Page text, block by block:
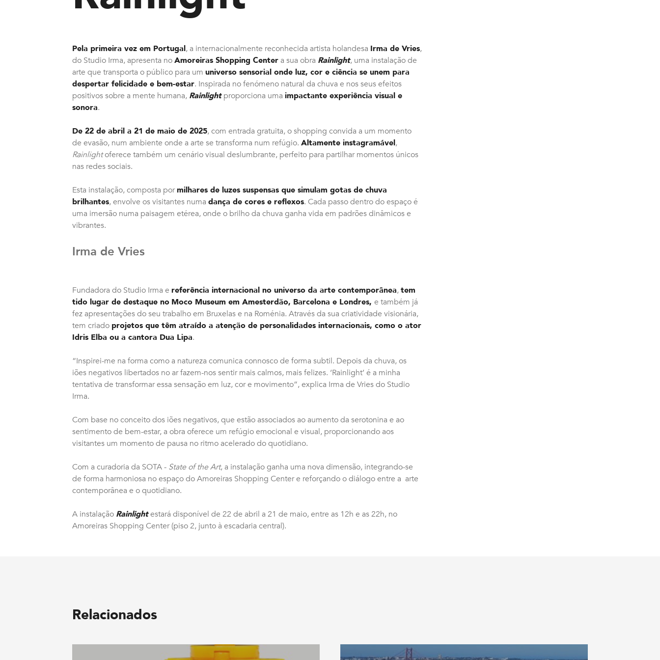
Pela primeira vez em Portugal, a internacionalmente reconhecida artista holandesa Irma de Vries,
do Studio Irma, apresenta noAmoreiras Shopping Centera sua obra Rainlight, uma instalação de
arte que transporta o público para um universo sensorial onde luz, cor e ciência se unem para
despertar felicidade e bem-estar. Inspirada no fenómeno natural da chuva e nos seus efeitos
positivos sobre a mente humana, Rainlightproporciona uma impactante experiência visual e
sonora.
De 22 de abril a 21 de maio de 2025, com entrada gratuita, o shopping convida a um momento
de evasão, num ambiente onde a arte se transforma num refúgio. Altamente instagramável,
Rainlightoferece também um cenário visual deslumbrante, perfeito para partilhar momentos únicos
nas redes sociais.
Esta instalação, composta pormilhares de luzes suspensas que simulam gotas de chuva
brilhantes, envolve os visitantes numa dança de cores e reflexos. Cada passo dentro do espaço é
uma imersão numa paisagem etérea, onde o brilho da chuva ganha vida em padrões dinâmicos e
vibrantes.
Irma de Vries
Fundadora do Studio Irma e referência internacional no universo da arte contemporânea,tem
tido lugar de destaque no Moco Museum em Amesterdão, Barcelona e Londres, e também já
fez apresentações do seu trabalho em Bruxelas e na Roménia. Através da sua criatividade visionária,
tem criado projetos que têm atraído a atenção de personalidades internacionais, como o ator
Idris Elba ou a cantora Dua Lipa.
“Inspirei-me na forma como a natureza comunica connosco de forma subtil. Depois da chuva, os
iões negativos libertados no ar fazem-nos sentir mais calmos, mais felizes. ‘Rainlight’ é a minha
tentativa de transformar essa sensação em luz, cor e movimento”, explica Irma de Vries do Studio
Irma.
Com base no conceito dos iões negativos, que estão associados ao aumento da serotonina e ao
sentimento de bem-estar, a obra oferece um refúgio emocional e visual, proporcionando aos
visitantes um momento de pausa no ritmo acelerado do quotidiano.
Com a curadoria da SOTA - State of the Art, a instalação ganha uma nova dimensão, integrando-se
de forma harmoniosa no espaço do Amoreiras Shopping Center e reforçando o diálogo entre a arte
contemporânea e o quotidiano.
A instalação Rainlightestará disponível de 22 de abril a 21 de maio, entre as 12h e as 22h, no
Amoreiras Shopping Center (piso 2, junto à escadaria central).
Relacionados